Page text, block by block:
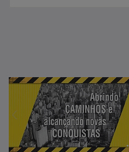
Utilização
Disponibilidade
Escolha a Disponibilidade